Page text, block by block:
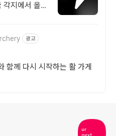
지에서 올라
광고
함께 다시 시작하는 활 가게